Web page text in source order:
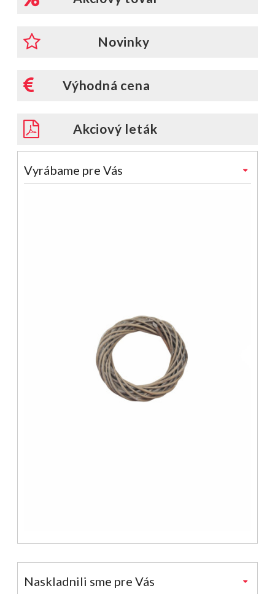
Novinky
Výhodná cena
Akciový leták
Vyrábame pre Vás
Naskladnili sme pre Vás